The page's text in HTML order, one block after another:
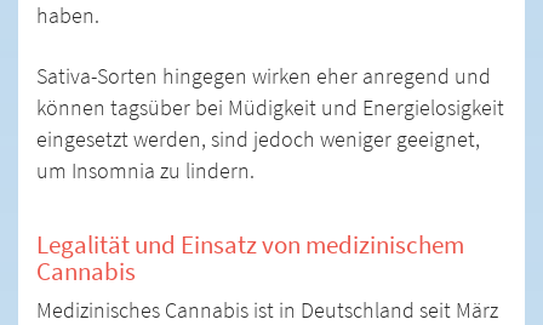
haben.
Sativa-Sorten hingegen wirken eher anregend und
können tagsüber bei Müdigkeit und Energielosigkeit
eingesetzt werden, sind jedoch weniger geeignet,
um Insomnia zu lindern.
Legalität und Einsatz von medizinischem
Cannabis
Medizinisches Cannabis ist in Deutschland seit März